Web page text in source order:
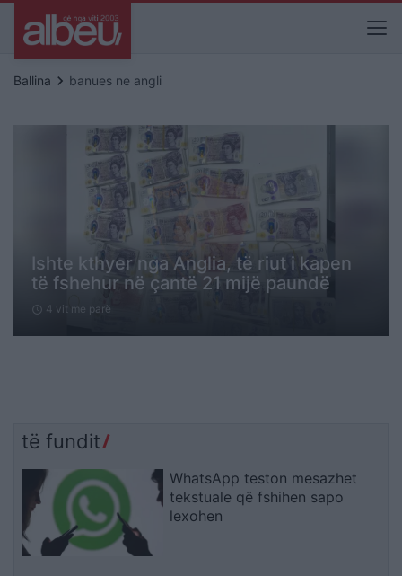
Ballina keyboard_arrow_right banues ne angli
Ishte kthyer nga Anglia, të riut i kapen
të fshehur në çantë 21 mijë paundë
schedule 4 vit me parë
të fundit
WhatsApp teston mesazhet
tekstuale që fshihen sapo
lexohen